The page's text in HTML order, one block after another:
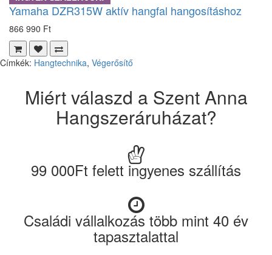
Yamaha DZR315W aktív hangfal hangosításhoz
866 990 Ft
Címkék: Hangtechnika, Végerősítő
Miért válaszd a Szent Anna
Hangszeráruházat?
99 000Ft felett ingyenes szállítás
Családi vállalkozás több mint 40 év
tapasztalattal